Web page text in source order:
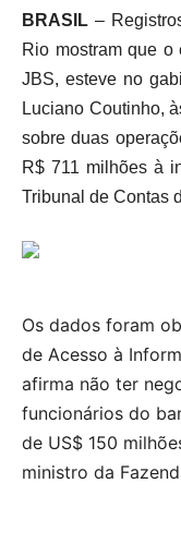
BRASIL –
Rio mostram que o
JBS, esteve no
Luciano Coutinho,
sobre duas
R$ 711 milhões à
Tribunal de Contas
Os dados foram
de Acesso à
afirma não ter
funcionários do
de US$ 150
ministro da